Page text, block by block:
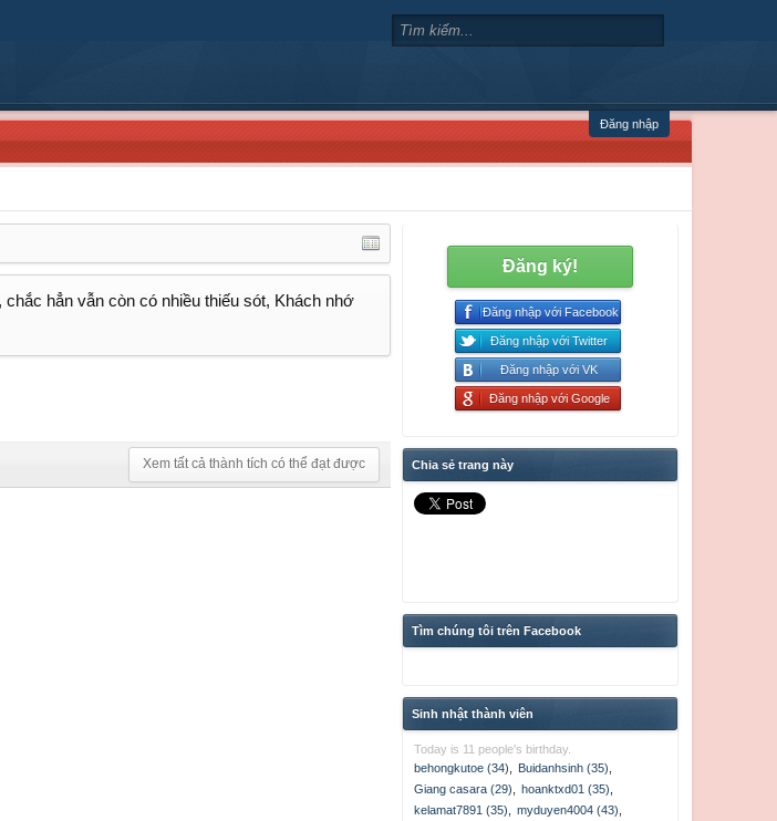
Đăng nhập
hẳn vẫn còn có nhiều thiếu sót, Khách nhớ
Xem tất cả thành tích có thể đạt được
Đăng ký!
Đăng nhập với Facebook
Đăng nhập với Twitter
Đăng nhập với VK
Đăng nhập với Google
Chia sẻ trang này
Tìm chúng tôi trên Facebook
Sinh nhật thành viên
Today is 11 people's birthday.
behongkutoe (34)
Buidanhsinh (35)
Giang casara (29)
hoanktxd01 (35)
kelamat7891 (35)
myduyen4004 (43)